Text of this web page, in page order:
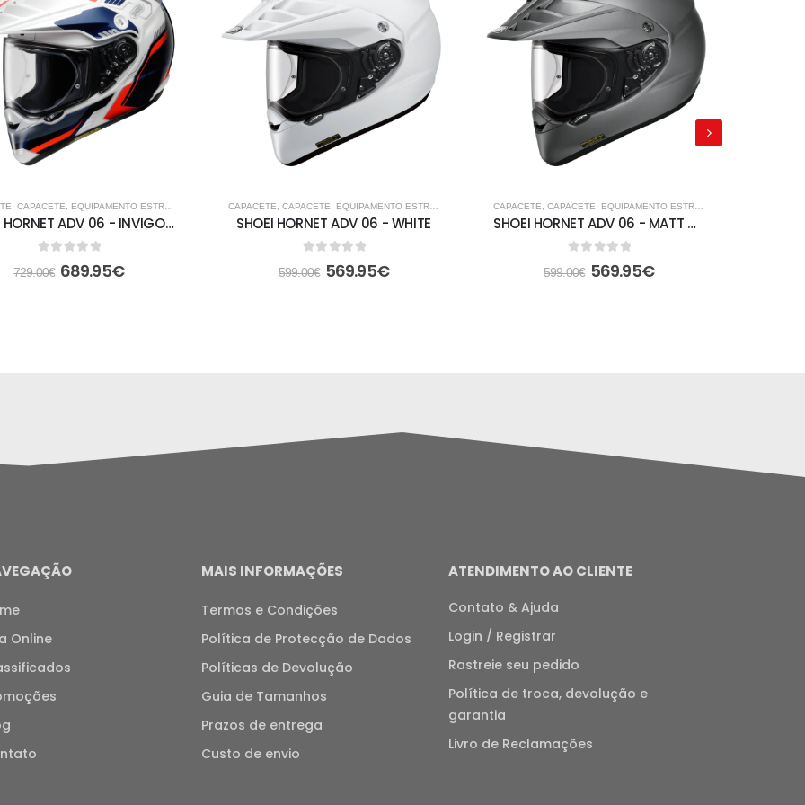
, CAPACETE, EQUIPAMENTO ESTRADA FORA DE ESTRADA
SHOEI HORNET ADV 06 - INVIGORATE TC-10
out of 5
729.00€ 689.95€
CAPACETE, CAPACETE, EQUIPAMENTO ESTRADA FORA DE ESTRADA
SHOEI HORNET ADV 06 - WHITE
out of 5
599.00€ 569.95€
CAPACETE, CAPACETE, EQUIPAMENTO ESTRADA
SHOEI HORNET ADV 06 - MATT DEEP GREY
out of 5
599.00€ 569.95€
Online
MAIS INFORMAÇÕES
Termos e Condições
Política de Protecção de Dados
Políticas de Devolução
Guia de Tamanhos
Prazos de entrega
Custo de envio
ATENDIMENTO AO CLIENTE
Contato & Ajuda
Login / Registrar
Rastreie seu pedido
Política de troca, devolução e
garantia
Livro de Reclamações